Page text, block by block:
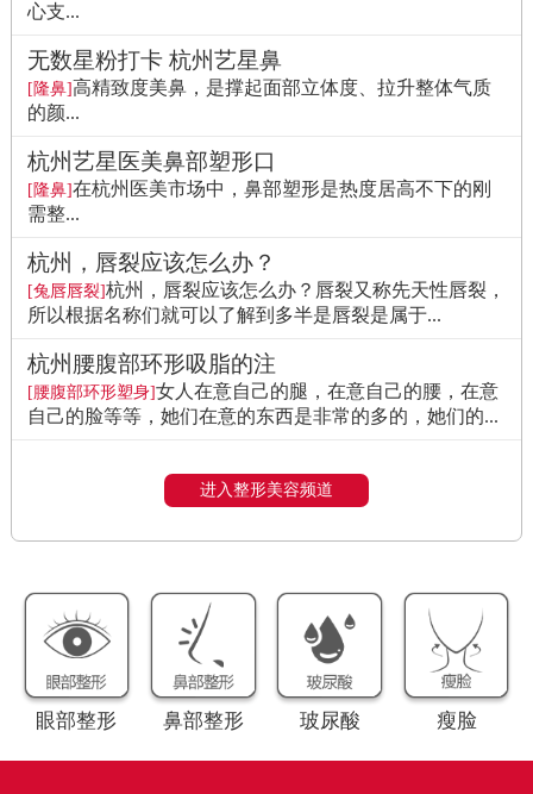
心支...
无数星粉打卡 杭州艺星鼻
[隆鼻]高精致度美鼻，是撑起面部立体度、拉升整体气质
的颜...
杭州艺星医美鼻部塑形口
[隆鼻]在杭州医美市场中，鼻部塑形是热度居高不下的刚
需整...
杭州，唇裂应该怎么办？
[兔唇唇裂]杭州，唇裂应该怎么办？唇裂又称先天性唇裂，
所以根据名称们就可以了解到多半是唇裂是属于...
杭州腰腹部环形吸脂的注
[腰腹部环形塑身]女人在意自己的腿，在意自己的腰，在意
自己的脸等等，她们在意的东西是非常的多的，她们的...
进入整形美容频道
眼部整形 鼻部整形 玻尿酸 瘦脸